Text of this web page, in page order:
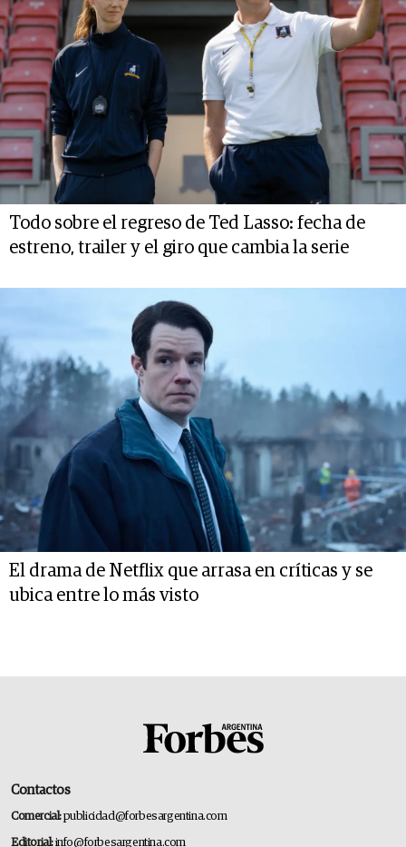
Todo sobre el regreso de Ted Lasso: fecha de
estreno, trailer y el giro que cambia la serie
El drama de Netflix que arrasa en críticas y se
ubica entre lo más visto
Contactos
Comercial:publicidad@forbesargentina.com
Editorial:info@forbesargentina.com